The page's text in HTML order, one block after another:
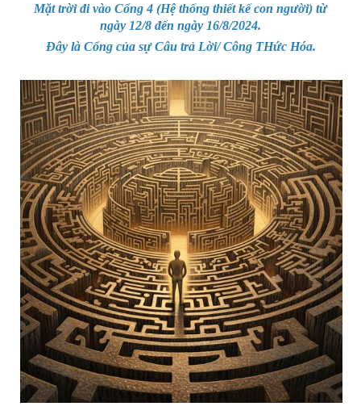
Mặt trời đi vào Cổng 4 (Hệ thống thiết kế con người) từ
ngày 12/8 đến ngày 16/8/2024.
Đây là Cổng của sự Câu trả Lời/ Công THức Hóa.